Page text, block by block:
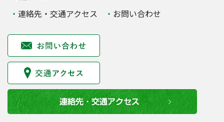
連絡先・交通アクセス お問い合わせ